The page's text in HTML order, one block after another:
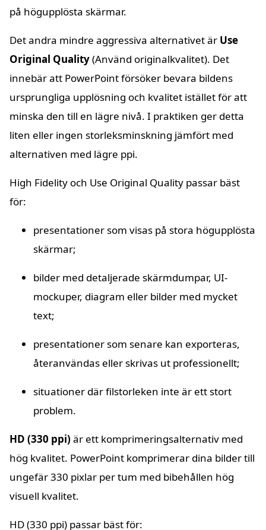
på högupplösta skärmar.
Det andra mindre aggressiva alternativet är Use
Original Quality(Använd originalkvalitet). Det
innebär att PowerPoint försöker bevara bildens
ursprungliga upplösning och kvalitet istället för att
minska den till en lägre nivå. I praktiken ger detta
liten eller ingen storleksminskning jämfört med
alternativen med lägre ppi.
High Fidelity och Use Original Quality passar bäst
för:
presentationer som visas på stora högupplösta
skärmar;
bilder med detaljerade skärmdumpar, UI-
mockuper, diagram eller bilder med mycket
text;
presentationer som senare kan exporteras,
återanvändas eller skrivas ut professionellt;
situationer där filstorleken inte är ett stort
problem.
HD (330 ppi) är ett komprimeringsalternativ med
hög kvalitet. PowerPoint komprimerar dina bilder till
ungefär 330 pixlar per tum med bibehållen hög
visuell kvalitet.
HD (330 ppi) passar bäst för: